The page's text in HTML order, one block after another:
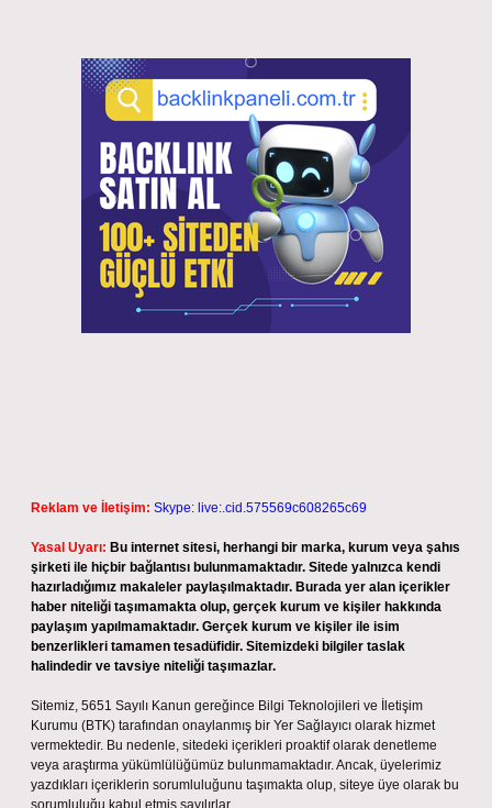
Reklam ve İletişim: Skype: live:.cid.575569c608265c69
Yasal Uyarı: Bu internet sitesi, herhangi bir marka, kurum veya şahıs
şirketi ile hiçbir bağlantısı bulunmamaktadır. Sitede yalnızca kendi
hazırladığımız makaleler paylaşılmaktadır. Burada yer alan içerikler
haber niteliği taşımamakta olup, gerçek kurum ve kişiler hakkında
paylaşım yapılmamaktadır. Gerçek kurum ve kişiler ile isim
benzerlikleri tamamen tesadüfidir. Sitemizdeki bilgiler taslak
halindedir ve tavsiye niteliği taşımazlar.
Sitemiz, 5651 Sayılı Kanun gereğince Bilgi Teknolojileri ve İletişim
Kurumu (BTK) tarafından onaylanmış bir Yer Sağlayıcı olarak hizmet
vermektedir. Bu nedenle, sitedeki içerikleri proaktif olarak denetleme
veya araştırma yükümlülüğümüz bulunmamaktadır. Ancak, üyelerimiz
yazdıkları içeriklerin sorumluluğunu taşımakta olup, siteye üye olarak bu
sorumluluğu kabul etmiş sayılırlar.